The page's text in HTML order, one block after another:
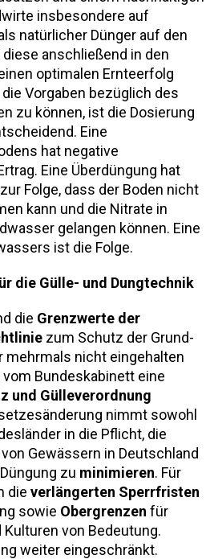
insbesondere auf
natürlicher Dünger auf den
anschließend in den
optimalen Ernteerfolg
Vorgaben bezüglich des
zu können, ist die Dosierung
Eine
hat negative
Eine Überdüngung hat
Folge, dass der Boden nicht
kann und die Nitrate in
gelangen können. Eine
ist die Folge.
die Gülle- und Dungtechnik
die Grenzwerte der
zum Schutz der Grund-
mehrmals nicht eingehalten
Bundeskabinett eine
und Gülleverordnung
nimmt sowohl
in die Pflicht, die
von Gewässern in Deutschland
zu minimieren. Für
die verlängerten Sperrfristen
sowie Obergrenzen für
von Bedeutung.
weiter eingeschränkt.